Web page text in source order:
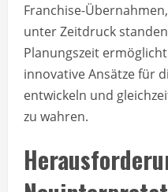
Franchise-
unter Zeitdruck
Planungszeit
innovative Ansätze für
entwickeln und
zu wahren.